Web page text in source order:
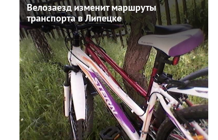
Велозаезд изменит маршруты
транспорта в Липецке
Велозаезд изменит маршруты
транспорта в Липецке
6 августа 2026 г. 14:50
В городе в ближайшую субботу ограничат движение.